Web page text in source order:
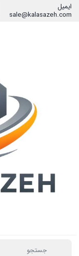
ایمیل
sale@kalasazeh.com